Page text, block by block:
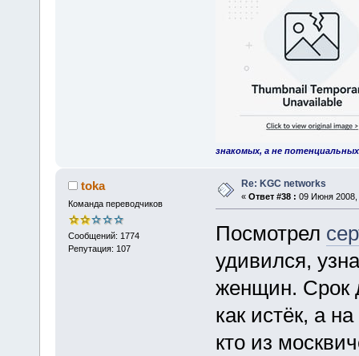
знакомых, а не
toka
Команда переводчиков
Сообщений: 1774
Репутация: 107
Re: KGC networks
« Ответ #38 : 09 Июня 2008,
Посмотрел
удивился,
женщин. Срок
как истёк, а
кто из